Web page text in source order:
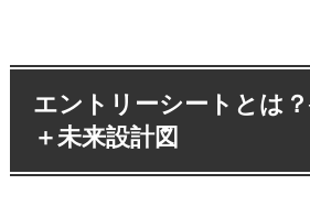
エントリーシートとは
＋未来設計図